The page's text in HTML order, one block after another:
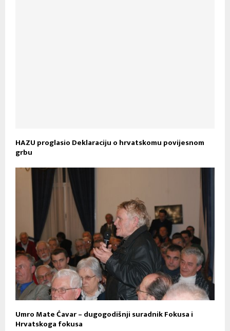
HAZU proglasio Deklaraciju o hrvatskomu povijesnom
grbu
Umro Mate Ćavar – dugogodišnji suradnik Fokusa i
Hrvatskoga fokusa